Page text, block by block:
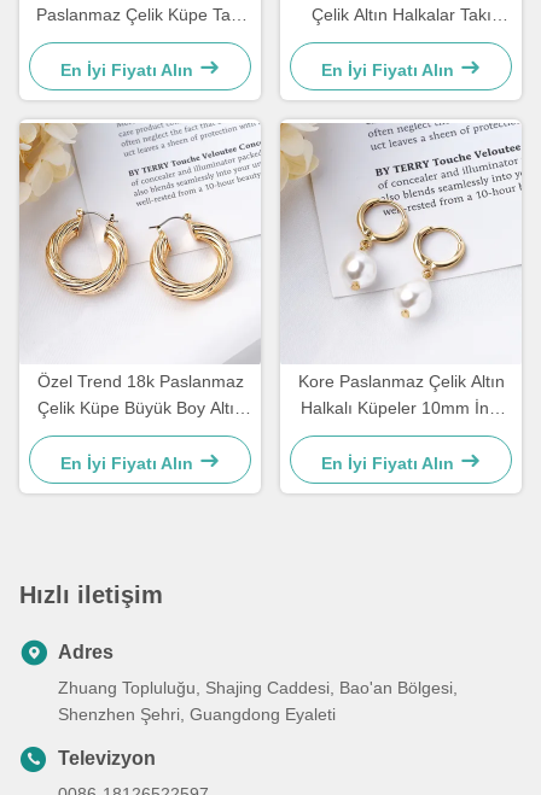
Paslanmaz Çelik Küpe Takı
Kare Geometrik Şekil
Küpeler
En İyi Fiyatı Alın
Çelik Altın Halkalar Takı
Klipsli Gümüş Halkalar
Huggie
En İyi Fiyatı Alın
Özel Trend 18k Paslanmaz
Çelik Küpe Büyük Boy Altın
Kaplama Halkalı Küpeler
Kadınlar İçin
En İyi Fiyatı Alın
Kore Paslanmaz Çelik Altın
Halkalı Küpeler 10mm İnci
Damla Küpeler Kadınlar İçin
En İyi Fiyatı Alın
Hızlı iletişim
Adres
Zhuang Topluluğu, Shajing Caddesi, Bao'an Bölgesi,
Shenzhen Şehri, Guangdong Eyaleti
Televizyon